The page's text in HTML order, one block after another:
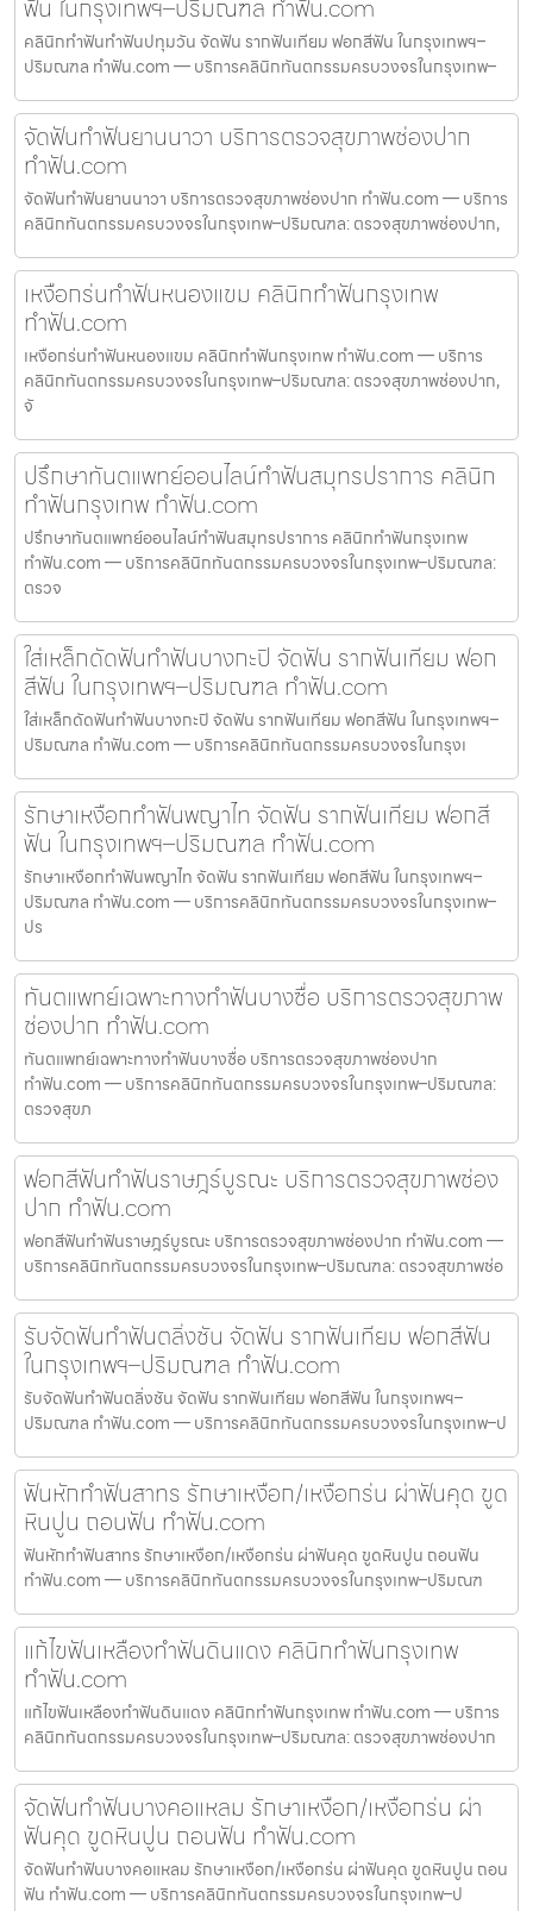
ฟัน ในกรุงเทพฯ–ปริมณฑล ทำฟัน.com
คลินิกทำฟันทำฟันปทุมวัน จัดฟัน รากฟันเทียม ฟอกสีฟัน ในกรุงเทพฯ–
ปริมณฑล ทำฟัน.com — บริการคลินิกทันตกรรมครบวงจรในกรุงเทพ–
จัดฟันทำฟันยานนาวา บริการตรวจสุขภาพช่องปาก
ทำฟัน.com
จัดฟันทำฟันยานนาวา บริการตรวจสุขภาพช่องปาก ทำฟัน.com — บริการ
คลินิกทันตกรรมครบวงจรในกรุงเทพ–ปริมณฑล: ตรวจสุขภาพช่องปาก,
เหงือกร่นทำฟันหนองแขม คลินิกทำฟันกรุงเทพ
ทำฟัน.com
เหงือกร่นทำฟันหนองแขม คลินิกทำฟันกรุงเทพ ทำฟัน.com — บริการ
คลินิกทันตกรรมครบวงจรในกรุงเทพ–ปริมณฑล: ตรวจสุขภาพช่องปาก,
จั
ปรึกษาทันตแพทย์ออนไลน์ทำฟันสมุทรปราการ คลินิก
ทำฟันกรุงเทพ ทำฟัน.com
ปรึกษาทันตแพทย์ออนไลน์ทำฟันสมุทรปราการ คลินิกทำฟันกรุงเทพ
ทำฟัน.com — บริการคลินิกทันตกรรมครบวงจรในกรุงเทพ–ปริมณฑล:
ตรวจ
ใส่เหล็กดัดฟันทำฟันบางกะปิ จัดฟัน รากฟันเทียม ฟอก
สีฟัน ในกรุงเทพฯ–ปริมณฑล ทำฟัน.com
ใส่เหล็กดัดฟันทำฟันบางกะปิ จัดฟัน รากฟันเทียม ฟอกสีฟัน ในกรุงเทพฯ–
ปริมณฑล ทำฟัน.com — บริการคลินิกทันตกรรมครบวงจรในกรุงเ
รักษาเหงือกทำฟันพญาไท จัดฟัน รากฟันเทียม ฟอกสี
ฟัน ในกรุงเทพฯ–ปริมณฑล ทำฟัน.com
รักษาเหงือกทำฟันพญาไท จัดฟัน รากฟันเทียม ฟอกสีฟัน ในกรุงเทพฯ–
ปริมณฑล ทำฟัน.com — บริการคลินิกทันตกรรมครบวงจรในกรุงเทพ–
ปร
ทันตแพทย์เฉพาะทางทำฟันบางซื่อ บริการตรวจสุขภาพ
ช่องปาก ทำฟัน.com
ทันตแพทย์เฉพาะทางทำฟันบางซื่อ บริการตรวจสุขภาพช่องปาก
ทำฟัน.com — บริการคลินิกทันตกรรมครบวงจรในกรุงเทพ–ปริมณฑล:
ตรวจสุขภ
ฟอกสีฟันทำฟันราษฎร์บูรณะ บริการตรวจสุขภาพช่อง
ปาก ทำฟัน.com
ฟอกสีฟันทำฟันราษฎร์บูรณะ บริการตรวจสุขภาพช่องปาก ทำฟัน.com —
บริการคลินิกทันตกรรมครบวงจรในกรุงเทพ–ปริมณฑล: ตรวจสุขภาพช่อ
รับจัดฟันทำฟันตลิ่งชัน จัดฟัน รากฟันเทียม ฟอกสีฟัน
ในกรุงเทพฯ–ปริมณฑล ทำฟัน.com
รับจัดฟันทำฟันตลิ่งชัน จัดฟัน รากฟันเทียม ฟอกสีฟัน ในกรุงเทพฯ–
ปริมณฑล ทำฟัน.com — บริการคลินิกทันตกรรมครบวงจรในกรุงเทพ–ป
ฟันหักทำฟันสาทร รักษาเหงือก/เหงือกร่น ผ่าฟันคุด ขูด
หินปูน ถอนฟัน ทำฟัน.com
ฟันหักทำฟันสาทร รักษาเหงือก/เหงือกร่น ผ่าฟันคุด ขูดหินปูน ถอนฟัน
ทำฟัน.com — บริการคลินิกทันตกรรมครบวงจรในกรุงเทพ–ปริมณฑ
แก้ไขฟันเหลืองทำฟันดินแดง คลินิกทำฟันกรุงเทพ
ทำฟัน.com
แก้ไขฟันเหลืองทำฟันดินแดง คลินิกทำฟันกรุงเทพ ทำฟัน.com — บริการ
คลินิกทันตกรรมครบวงจรในกรุงเทพ–ปริมณฑล: ตรวจสุขภาพช่องปาก
จัดฟันทำฟันบางคอแหลม รักษาเหงือก/เหงือกร่น ผ่า
ฟันคุด ขูดหินปูน ถอนฟัน ทำฟัน.com
จัดฟันทำฟันบางคอแหลม รักษาเหงือก/เหงือกร่น ผ่าฟันคุด ขูดหินปูน ถอน
ฟัน ทำฟัน.com — บริการคลินิกทันตกรรมครบวงจรในกรุงเทพ–ป